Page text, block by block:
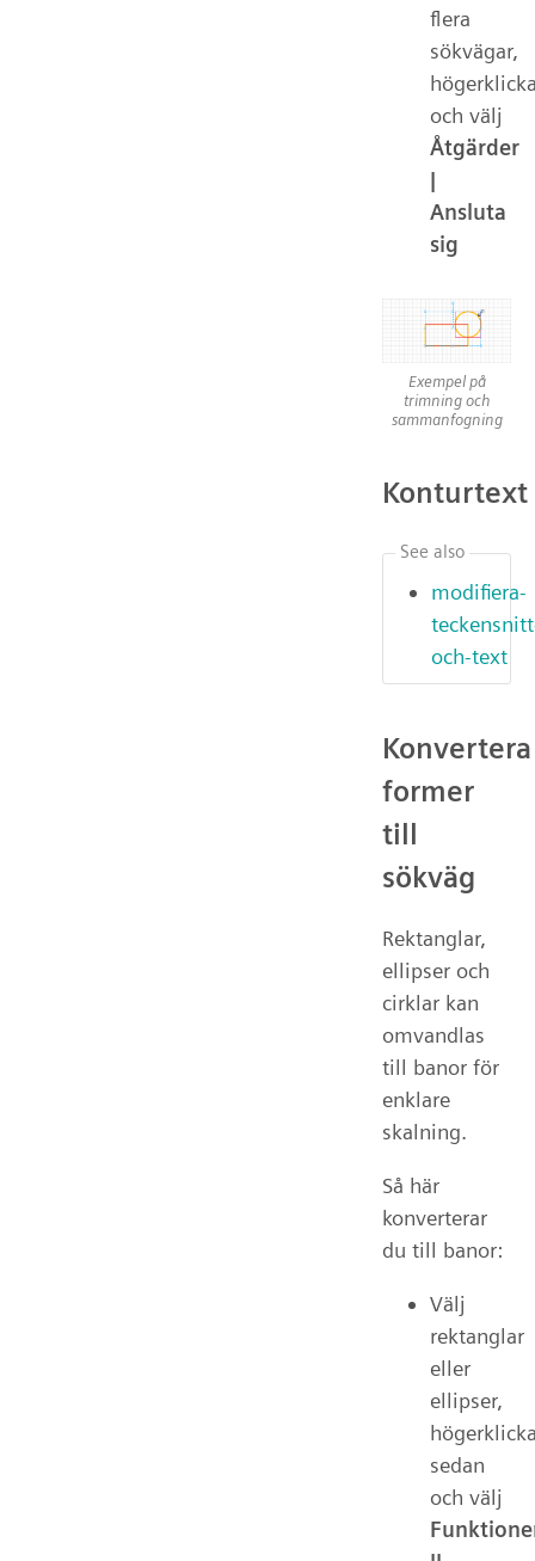
flera
sökvägar,
och välj
Åtgärder
|
Ansluta
sig
Exempel på
trimning och
sammanfogning
Konturtext
modifiera-
och-text
See also
Konvertera
former
till
sökväg
Rektanglar,
ellipser och
cirklar kan
omvandlas
till banor för
enklare
skalning.
Så här
konverterar
du till banor:
Välj
rektanglar
eller
ellipser,
sedan
och välj